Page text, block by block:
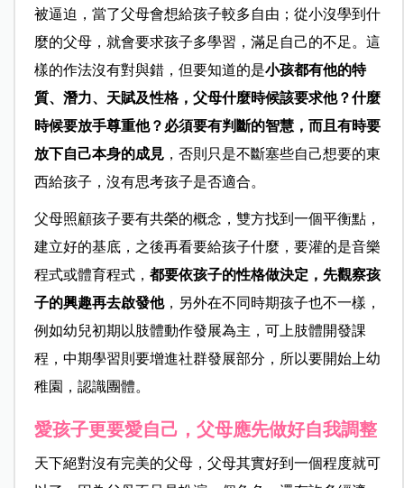
被逼迫，當了父母會想給孩子較多自由；從小沒學到什
麼的父母，就會要求孩子多學習，滿足自己的不足。這
樣的作法沒有對與錯，但要知道的是小孩都有他的特
質、潛力、天賦及性格，父母什麼時候該要求他？什麼
時候要放手尊重他？必須要有判斷的智慧，而且有時要
放下自己本身的成見，否則只是不斷塞些自己想要的東
西給孩子，沒有思考孩子是否適合。
父母照顧孩子要有共榮的概念，雙方找到一個平衡點，
建立好的基底，之後再看要給孩子什麼，要灌的是音樂
程式或體育程式， 都要依孩子的性格做決定，先觀察孩
子的興趣再去啟發他，另外在不同時期孩子也不一樣，
例如幼兒初期以肢體動作發展為主，可上肢體開發課
程，中期學習則要增進社群發展部分，所以要開始上幼
稚園，認識團體。
愛孩子更要愛自己，父母應先做好自我調整
天下絕對沒有完美的父母，父母其實好到一個程度就可